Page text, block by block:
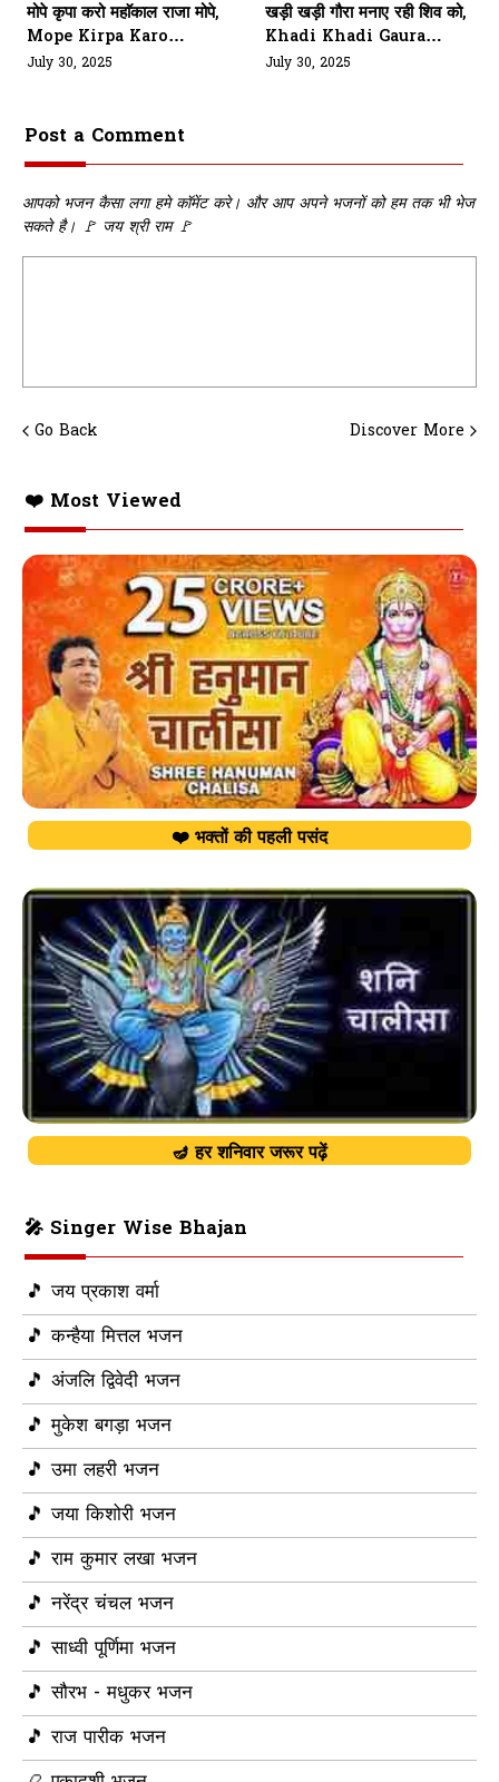
मोपे कृपा करो महाॅकाल राजा मोपे,
Mope Kirpa Karo
Mahakaal Raja Mope
July 30, 2025
खड़ी खड़ी गौरा मनाए रही शिव को,
Khadi Khadi Gaura
Manae Rahi Shiv Ko
July 30, 2025
Post a Comment
आपको भजन कैसा लगा हमे कॉमेंट करे। और आप अपने भजनों को हम तक भी भेज
सकते है। 🚩 जय श्री राम 🚩
Go Back Discover More
❤️ Most Viewed
❤️ भक्तों की पहली पसंद
🪔 हर शनिवार जरूर पढ़ें
🎤 Singer Wise Bhajan
🎵 जय प्रकाश वर्मा
🎵 कन्हैया मित्तल भजन
🎵 अंजलि द्विवेदी भजन
🎵 मुकेश बगड़ा भजन
🎵 उमा लहरी भजन
🎵 जया किशोरी भजन
🎵 राम कुमार लखा भजन
🎵 नरेंद्र चंचल भजन
🎵 साध्वी पूर्णिमा भजन
🎵 सौरभ - मधुकर भजन
🎵 राज पारीक भजन